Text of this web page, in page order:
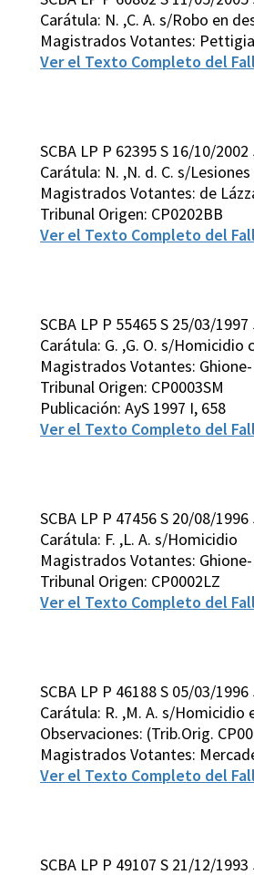
Carátula: N. ,C. A. s/Robo en
Magistrados Votantes:
Ver el Texto Completo del
SCBA LP P 62395 S 16/10/2002
Carátula: N. ,N. d. C. s/
Magistrados Votantes: de
Tribunal Origen: CP0202BB
Ver el Texto Completo del
SCBA LP P 55465 S 25/03/
Carátula: G. ,G. O. s/Homicidio
Magistrados Votantes:
Tribunal Origen: CP0003SM
Publicación: AyS 1997 I, 658
Ver el Texto Completo del
SCBA LP P 47456 S 20/08/
Carátula: F. ,L. A. s/Homicidio
Magistrados Votantes:
Tribunal Origen: CP0002LZ
Ver el Texto Completo del
SCBA LP P 46188 S 05/03/
Carátula: R. ,M. A. s/Homicidio
Observaciones: (Trib.Orig.
Magistrados Votantes:
Ver el Texto Completo del
SCBA LP P 49107 S 21/12/